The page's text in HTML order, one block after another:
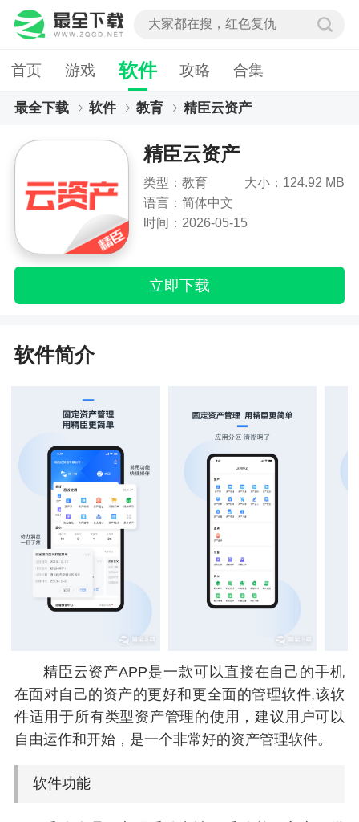
首页 游戏 软件 攻略 合集
最全下载 软件 教育 精臣云资产
精臣云资产
类型：教育
大小：124.92 MB
语言：简体中文
时间：2026-05-15
立即下载
软件简介
精臣云资产APP是一款可以直接在自己的手机
在面对自己的资产的更好和更全面的管理软件,该软
件适用于所有类型资产管理的使用，建议用户可以
自由运作和开始，是一个非常好的资产管理软件。
软件功能